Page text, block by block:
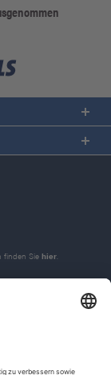
finden Sie hier.